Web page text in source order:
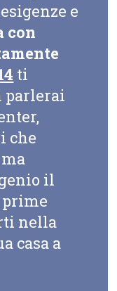
e
con
ti
parlerai
che
il
prime
nella
casa a